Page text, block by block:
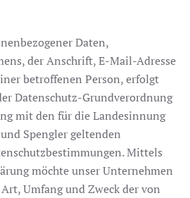
Daten,
der Anschrift, E-Mail-Adresse
betroffenen Person, erfolgt
Datenschutz-Grundverordnung
mit den für die Landesinnung
Spengler geltenden
Mittels
möchte unser Unternehmen
Umfang und Zweck der von